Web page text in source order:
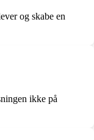
og skabe en
ikke på